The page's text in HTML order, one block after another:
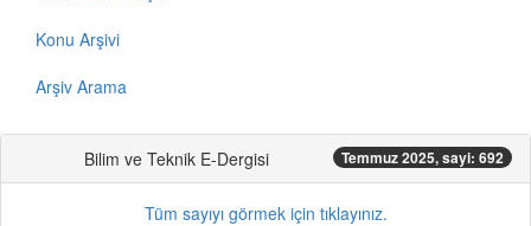
Konu Arşivi
Arşiv Arama
Bilim ve Teknik E-Dergisi Temmuz 2025, sayi: 692
Tüm sayıyı görmek için tıklayınız.